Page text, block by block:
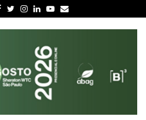
Facebook
Twitter
Instagram
LinkedinYoutube
Email